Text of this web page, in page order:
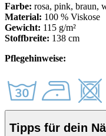
Farbe: rosa, pink, braun,
Material: 100 % Viskose
Gewicht: 115 g/m²
Stoffbreite: 138 cm
Pflegehinweise:
Tipps für dein